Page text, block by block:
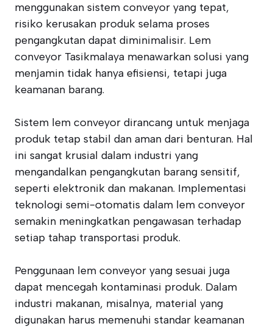
menggunakan sistem conveyor yang tepat,
risiko kerusakan produk selama proses
pengangkutan dapat diminimalisir. Lem
conveyor Tasikmalaya menawarkan solusi yang
menjamin tidak hanya efisiensi, tetapi juga
keamanan barang.
Sistem lem conveyor dirancang untuk menjaga
produk tetap stabil dan aman dari benturan. Hal
ini sangat krusial dalam industri yang
mengandalkan pengangkutan barang sensitif,
seperti elektronik dan makanan. Implementasi
teknologi semi-otomatis dalam lem conveyor
semakin meningkatkan pengawasan terhadap
setiap tahap transportasi produk.
Penggunaan lem conveyor yang sesuai juga
dapat mencegah kontaminasi produk. Dalam
industri makanan, misalnya, material yang
digunakan harus memenuhi standar keamanan